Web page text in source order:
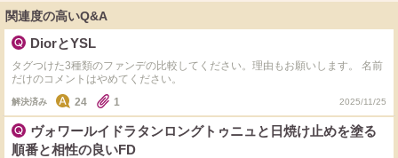
関連度の高いQ&A
DiorとYSL
タグつけた3種類のファンデの比較してください。理由もお願いします。 名前
だけのコメントはやめてください。
解決済み 24 1 2025/11/25
ヴォワールイドラタンロングトゥニュと日焼け止めを塗る
順番と相性の良いFD